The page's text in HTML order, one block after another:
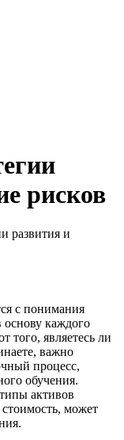
рисков
развития и
с понимания
каждого
того, являетесь ли
важно
процесс,
обучения.
активов
может